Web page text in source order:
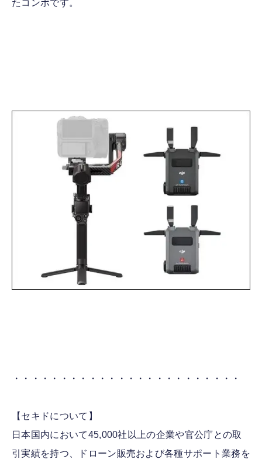
たコンボです。
・・・・・・・・・・・・・・・・・・・・・・・・
【セキドについて】
日本国内において45,000社以上の企業や官公庁との取
引実績を持つ、ドローン販売および各種サポート業務を